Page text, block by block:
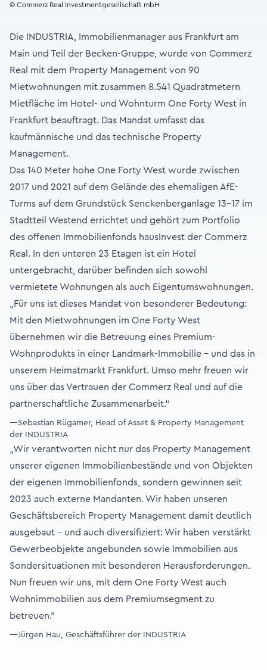
© Commerz Real Investmentgesellschaft mbH
Die INDUSTRIA, Immobilienmanager aus Frankfurt am
Main und Teil der Becken-Gruppe, wurde von Commerz
Real mit dem Property Management von 90
Mietwohnungen mit zusammen 8.541 Quadratmetern
Mietfläche im Hotel- und Wohnturm One Forty West in
Frankfurt beauftragt. Das Mandat umfasst das
kaufmännische und das technische Property
Management.
Das 140 Meter hohe One Forty West wurde zwischen
2017 und 2021 auf dem Gelände des ehemaligen AfE-
Turms auf dem Grundstück Senckenberganlage 13-17 im
Stadtteil Westend errichtet und gehört zum Portfolio
des offenen Immobilienfonds hausInvest der Commerz
Real. In den unteren 23 Etagen ist ein Hotel
untergebracht, darüber befinden sich sowohl
vermietete Wohnungen als auch Eigentumswohnungen.
„Für uns ist dieses Mandat von besonderer Bedeutung:
Mit den Mietwohnungen im One Forty West
übernehmen wir die Betreuung eines Premium-
Wohnprodukts in einer Landmark-Immobilie – und das in
unserem Heimatmarkt Frankfurt. Umso mehr freuen wir
uns über das Vertrauen der Commerz Real und auf die
partnerschaftliche Zusammenarbeit.“
—Sebastian Rügamer, Head of Asset & Property Management
der INDUSTRIA
„Wir verantworten nicht nur das Property Management
unserer eigenen Immobilienbestände und von Objekten
der eigenen Immobilienfonds, sondern gewinnen seit
2023 auch externe Mandanten. Wir haben unseren
Geschäftsbereich Property Management damit deutlich
ausgebaut – und auch diversifiziert: Wir haben verstärkt
Gewerbeobjekte angebunden sowie Immobilien aus
Sondersituationen mit besonderen Herausforderungen.
Nun freuen wir uns, mit dem One Forty West auch
Wohnimmobilien aus dem Premiumsegment zu
betreuen."
—Jürgen Hau, Geschäftsführer der INDUSTRIA